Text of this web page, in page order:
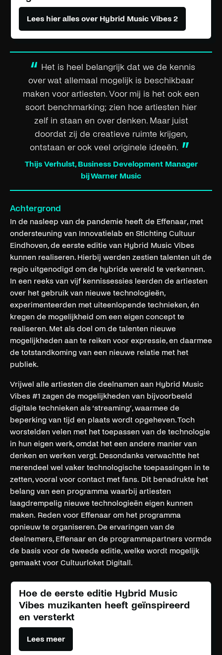
Lees hier alles over Hybrid Music Vibes 2
“ Het is heel belangrijk dat we de kennis
over wat allemaal mogelijk is beschikbaar
maken voor artiesten. Voor mij is het ook een
soort benchmarking; zien hoe artiesten hier
zelf in staan en over denken. Maar juist
doordat zij de creatieve ruimte krijgen,
ontstaan er ook veel originele ideeën. ”
Thijs Verhulst, Business Development Manager
bij Warner Music
Achtergrond
In de nasleep van de pandemie heeft de Effenaar, met
ondersteuning van Innovatielab en Stichting Cultuur
Eindhoven, de eerste editie van Hybrid Music Vibes
kunnen realiseren. Hierbij werden zestien talenten uit de
regio uitgenodigd om de hybride wereld te verkennen.
In een reeks van vijf kennissessies leerden de artiesten
over het gebruik van nieuwe technologieën,
experimenteerden met uiteenlopende technieken, én
kregen de mogelijkheid om een eigen concept te
realiseren. Met als doel om de talenten nieuwe
mogelijkheden aan te reiken voor expressie, en daarmee
de totstandkoming van een nieuwe relatie met het
publiek.
Vrijwel alle artiesten die deelnamen aan Hybrid Music
Vibes #1 zagen de mogelijkheden van bijvoorbeeld
digitale technieken als ‘streaming’, waarmee de
beperking van tijd en plaats wordt opgeheven. Toch
worstelden velen met het toepassen van de technologie
in hun eigen werk, omdat het een andere manier van
denken en werken vergt. Desondanks verwachtte het
merendeel wel vaker technologische toepassingen in te
zetten, vooral voor contact met fans. Dit benadrukte het
belang van een programma waarbij artiesten
laagdrempelig nieuwe technologieën eigen kunnen
maken. Reden voor Effenaar om het programma
opnieuw te organiseren. De ervaringen van de
deelnemers, Effenaar en de programmapartners vormde
de basis voor de tweede editie, welke wordt mogelijk
gemaakt voor Cultuurloket Digitall.
Hoe de eerste editie Hybrid Music
Vibes muzikanten heeft geïnspireerd
en versterkt
Lees meer